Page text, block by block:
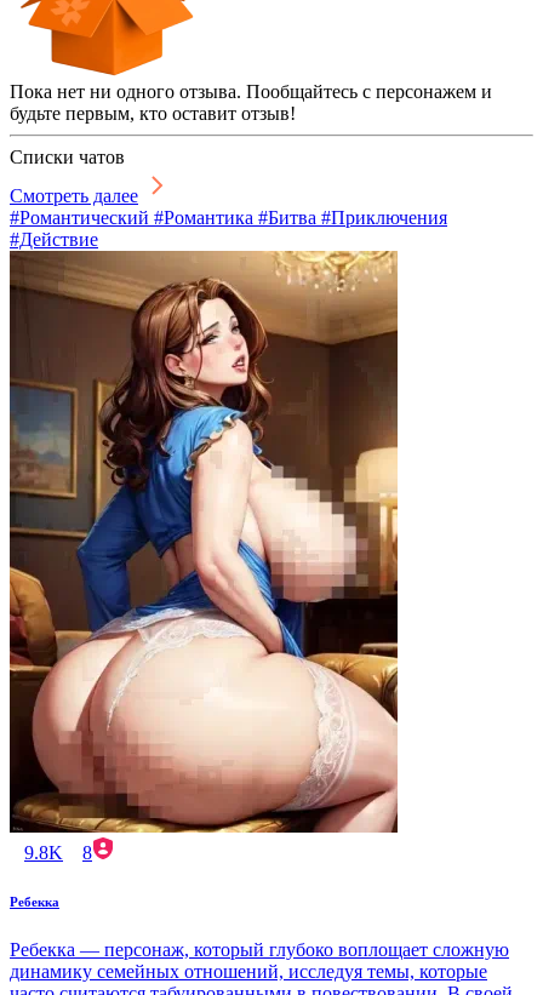
Пока нет ни одного отзыва. Пообщайтесь с персонажем и
будьте первым, кто оставит отзыв!
Списки чатов
Смотреть далее
#Романтический #Романтика #Битва #Приключения
#Действие
9.8K 8
Ребекка
Ребекка — персонаж, который глубоко воплощает сложную
динамику семейных отношений, исследуя темы, которые